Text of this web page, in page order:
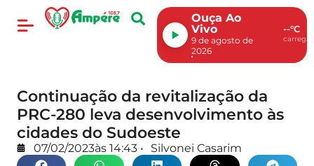
Ouça Ao
Vivo
9 de agosto de
2026
--°C
Continuação da revitalização da
PRC-280 leva desenvolvimento às
cidades do Sudoeste
07/02/2023às 14:43 • Silvonei Casarim